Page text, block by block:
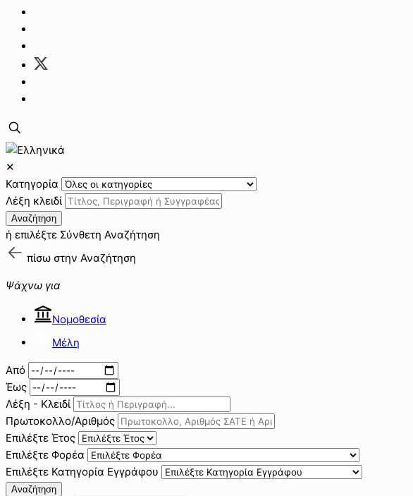
✕
Κατηγορία
Λέξη κλειδί
Αναζήτηση
ή επιλέξτε Σύνθετη Αναζήτηση
πίσω στην Αναζήτηση
Ψάχνω για
Νομοθεσία
Μέλη
Από
Έως
Λέξη - Κλειδί
Πρωτοκολλο/Αριθμός
Επιλέξτε Έτος
Επιλέξτε Φορέα
Επιλέξτε Κατηγορία Εγγράφου
Αναζήτηση